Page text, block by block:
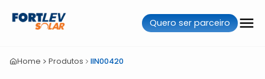
Quero ser parceiro
Home Produtos IIN00420